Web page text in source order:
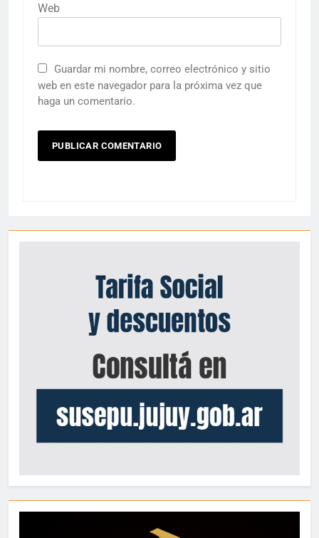
Web
Guardar mi nombre, correo electrónico y sitio
web en este navegador para la próxima vez que
haga un comentario.